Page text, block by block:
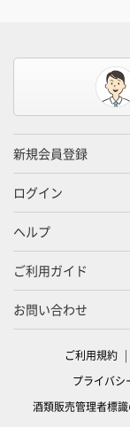
新規会員登録
ログイン
ヘルプ
ご利用ガイド
お問い合わせ
ご利用規約
プライバシ
酒類販売管理者標